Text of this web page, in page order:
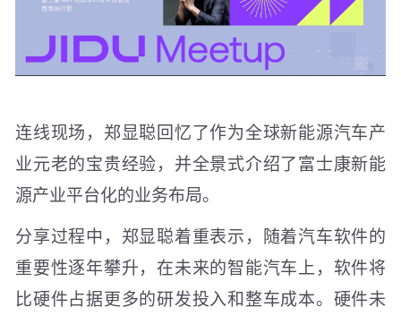
连线现场，郑显聪回忆了作为全球新能源汽车产
业元老的宝贵经验，并全景式介绍了富士康新能
源产业平台化的业务布局。
分享过程中，郑显聪着重表示，随着汽车软件的
重要性逐年攀升，在未来的智能汽车上，软件将
比硬件占据更多的研发投入和整车成本。硬件未